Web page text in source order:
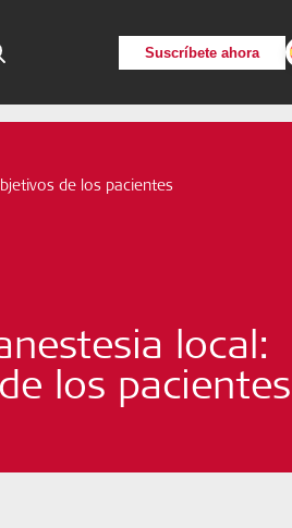
Suscríbete ahora
de los pacientes
local:
los pacientes